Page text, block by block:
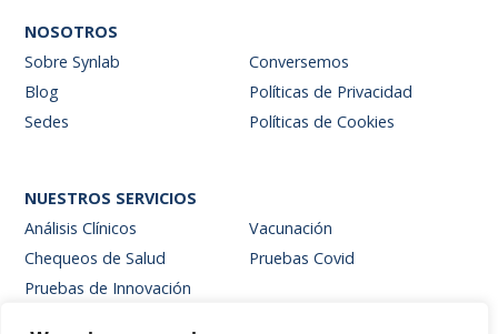
NOSOTROS
Sobre Synlab
Blog
Sedes
Conversemos
Políticas de Privacidad
Políticas de Cookies
NUESTROS SERVICIOS
Análisis Clínicos
Chequeos de Salud
Pruebas de Innovación
Vacunación
Pruebas Covid